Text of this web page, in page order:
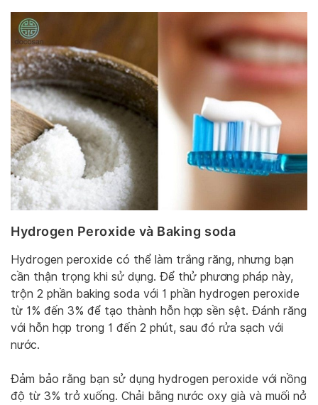
Hydrogen Peroxide và Baking soda
Hydrogen peroxide có thể làm trắng răng, nhưng bạn
cần thận trọng khi sử dụng. Để thử phương pháp này,
trộn 2 phần baking soda với 1 phần hydrogen peroxide
từ 1% đến 3% để tạo thành hỗn hợp sền sệt. Đánh răng
với hỗn hợp trong 1 đến 2 phút, sau đó rửa sạch với
nước.
Đảm bảo rằng bạn sử dụng hydrogen peroxide với nồng
độ từ 3% trở xuống. Chải bằng nước oxy già và muối nở